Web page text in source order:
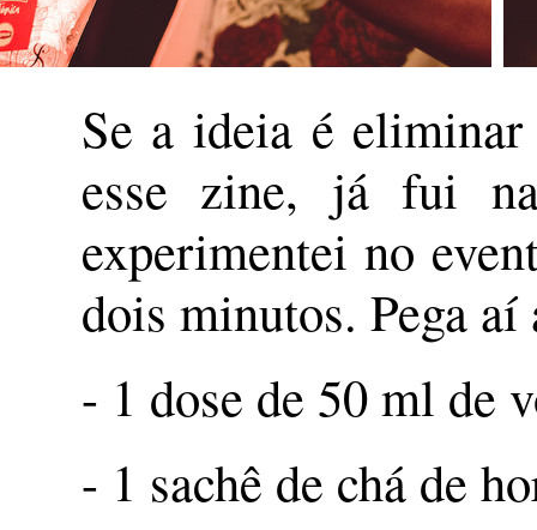
Se a ideia é eliminar
esse zine, já fui
experimentei no
dois minutos. Pega aí
- 1 dose de 50 ml de
- 1 sachê de chá de